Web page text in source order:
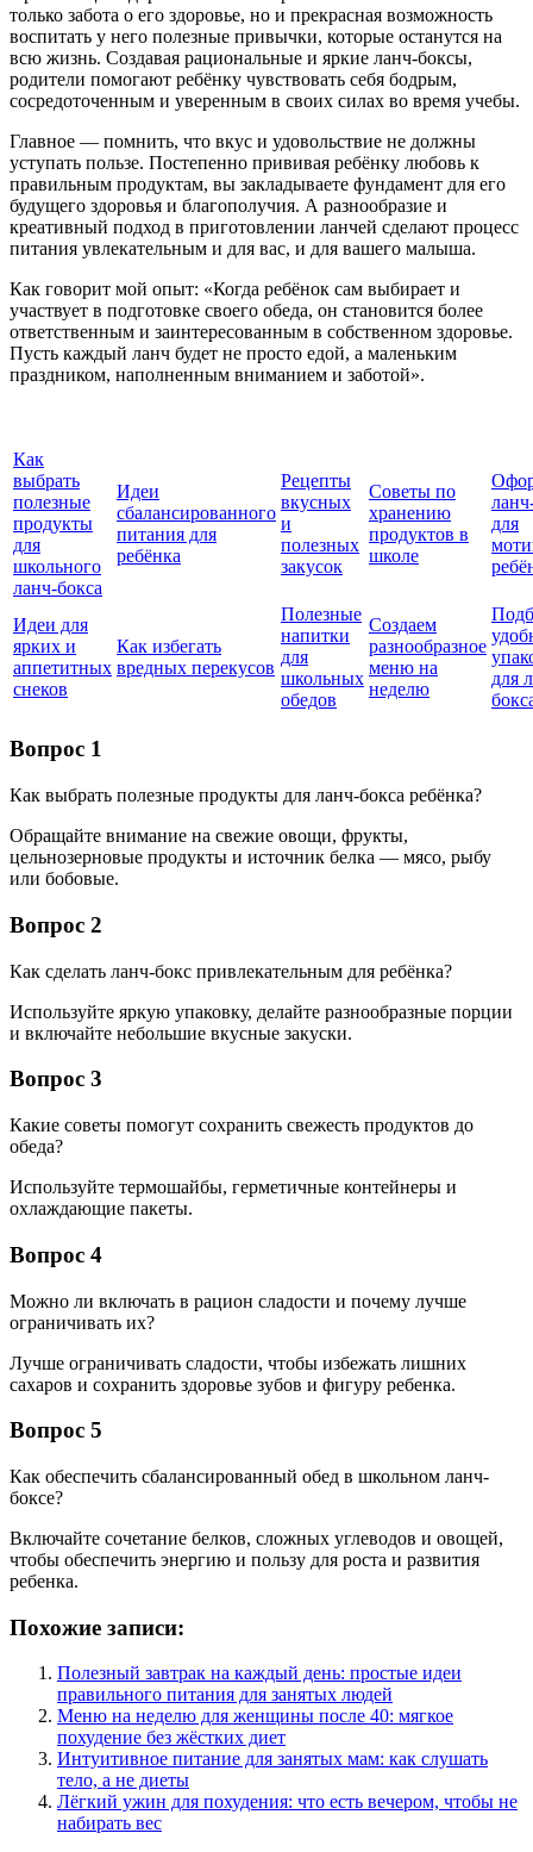
только забота о его здоровье, но и прекрасная возможность
воспитать у него полезные привычки, которые останутся на
всю жизнь. Создавая рациональные и яркие ланч-боксы,
родители помогают ребёнку чувствовать себя бодрым,
сосредоточенным и уверенным в своих силах во время учебы.
Главное — помнить, что вкус и удовольствие не должны
уступать пользе. Постепенно прививая ребёнку любовь к
правильным продуктам, вы закладываете фундамент для его
будущего здоровья и благополучия. А разнообразие и
креативный подход в приготовлении ланчей сделают процесс
питания увлекательным и для вас, и для вашего малыша.
Как говорит мой опыт: «Когда ребёнок сам выбирает и
участвует в подготовке своего обеда, он становится более
ответственным и заинтересованным в собственном здоровье.
Пусть каждый ланч будет не просто едой, а маленьким
праздником, наполненным вниманием и заботой».
Как
выбрать
полезные
продукты
для
школьного
ланч-бокса
Идеи
сбалансированного
питания для
ребёнка
Рецепты
вкусных
и
полезных
закусок
Советы по
хранению
продуктов в
школе
для
Идеи для
ярких и
аппетитных
снеков
Как избегать
вредных перекусов
Полезные
напитки
для
школьных
обедов
Создаем
разнообразное
меню на
неделю
для
Вопрос 1
Как выбрать полезные продукты для ланч-бокса ребёнка?
Обращайте внимание на свежие овощи, фрукты,
цельнозерновые продукты и источник белка — мясо, рыбу
или бобовые.
Вопрос 2
Как сделать ланч-бокс привлекательным для ребёнка?
Используйте яркую упаковку, делайте разнообразные порции
и включайте небольшие вкусные закуски.
Вопрос 3
Какие советы помогут сохранить свежесть продуктов до
обеда?
Используйте термошайбы, герметичные контейнеры и
охлаждающие пакеты.
Вопрос 4
Можно ли включать в рацион сладости и почему лучше
ограничивать их?
Лучше ограничивать сладости, чтобы избежать лишних
сахаров и сохранить здоровье зубов и фигуру ребенка.
Вопрос 5
Как обеспечить сбалансированный обед в школьном ланч-
боксе?
Включайте сочетание белков, сложных углеводов и овощей,
чтобы обеспечить энергию и пользу для роста и развития
ребенка.
Похожие записи:
Полезный завтрак на каждый день: простые идеи
правильного питания для занятых людей
Меню на неделю для женщины после 40: мягкое
похудение без жёстких диет
Интуитивное питание для занятых мам: как слушать
тело, а не диеты
Лёгкий ужин для похудения: что есть вечером, чтобы не
набирать вес